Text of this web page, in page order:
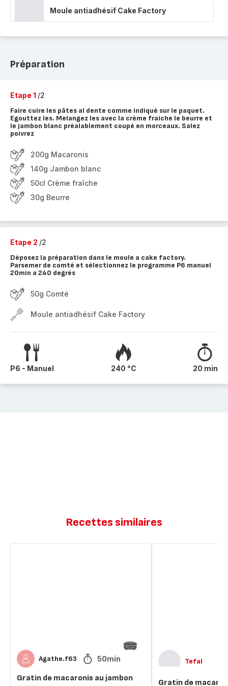
Moule antiadhésif Cake Factory
Préparation
Etape 1 /2
Faire cuire les pâtes al dente comme indiqué sur le paquet.
Egouttez les. Melangez les avec la crème fraiche le beurre et
le jambon blanc préalablement coupé en morceaux. Salez
poivrez
200g Macaronis
140g Jambon blanc
50cl Crème fraîche
30g Beurre
Etape 2 /2
Déposez la préparation dans le moule a cake factory.
Parsemer de comté et sélectionnez le programme P6 manuel
20min a 240 degrés
50g Comté
Moule antiadhésif Cake Factory
P6 - Manuel 240 °C 20 min
Recettes similaires
Agathe.f63 50min
Gratin de macaronis au jambon
Tefal
Gratin de